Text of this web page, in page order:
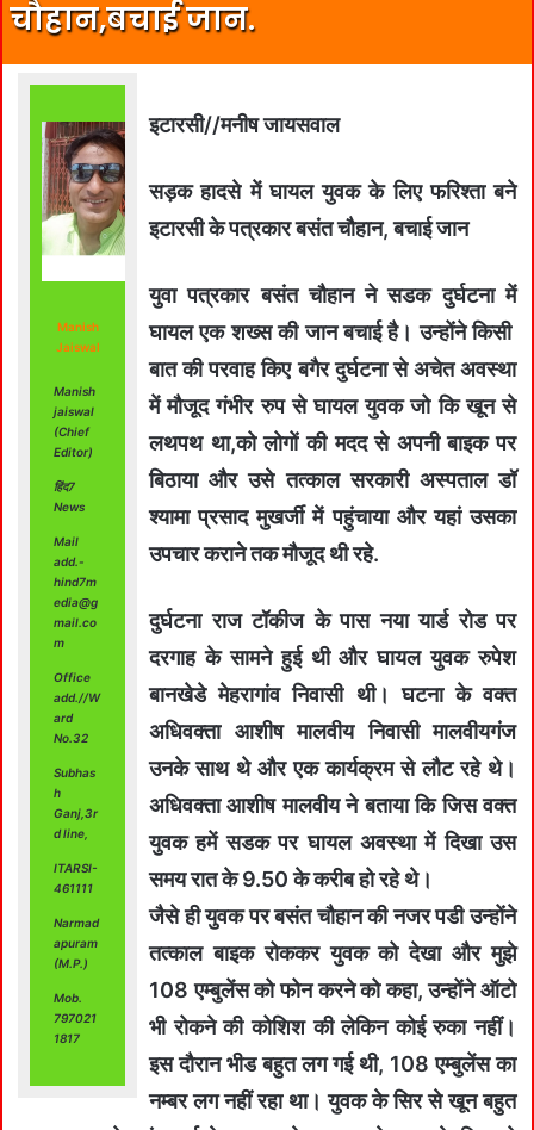
चौहान,बचाई जान.
Manish
Jaiswal
Manish
jaiswal
(Chief
Editor)
हिंद7
News
Mail
add.-
hind7m
edia@g
mail.co
m
Office
add.//W
ard
No.32
Subhas
h
Ganj,3r
d line,
ITARSI-
461111
Narmad
apuram
(M.P.)
Mob.
797021
1817
इटारसी//मनीष जायसवाल
सड़क हादसे में घायल युवक के लिए फरिश्ता बने
इटारसी के पत्रकार बसंत चौहान, बचाई जान
युवा पत्रकार बसंत चौहान ने सडक दुर्घटना में
घायल एक शख्‍स की जान बचाई है। उन्‍होंने किसी
बात की परवाह किए बगैर दुर्घटना से अचेत अवस्‍था
में मौजूद गंभीर रुप से घायल युवक जो कि खून से
लथपथ था,को लोगों की मदद से अपनी बाइक पर
बिठाया और उसे तत्‍काल सरकारी अस्‍पताल डॉ
श्‍यामा प्रसाद मुखर्जी में पहुंचाया और यहां उसका
उपचार कराने तक मौजूद थी रहे.
दुर्घटना राज टॉकीज के पास नया यार्ड रोड पर
दरगाह के सामने हुई थी और घायल युवक रुपेश
बानखेडे मेहरागांव निवासी थी। घटना के वक्‍त
अधिवक्‍ता आशीष मालवीय निवासी मालवीयगंज
उनके साथ थे और एक कार्यक्रम से लौट रहे थे।
अधिवक्‍ता आशीष मालवीय ने बताया कि जिस वक्‍त
युवक हमें सडक पर घायल अवस्‍था में दिखा उस
समय रात के 9.50 के करीब हो रहे थे।
जैसे ही युवक पर बसंत चौहान की नजर पडी उन्‍होंने
तत्‍काल बाइक रोककर युवक को देखा और मुझे
108 एम्‍बुलेंस को फोन करने को कहा, उन्‍होंने ऑटो
भी रोकने की कोशिश की लेकिन कोई रुका नहीं।
इस दौरान भीड बहुत लग गई थी, 108 एम्‍बुलेंस का
नम्‍बर लग नहीं रहा था। युवक के सिर से खून बहुत